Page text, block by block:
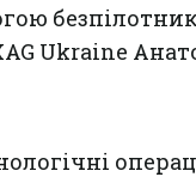
Ukraine